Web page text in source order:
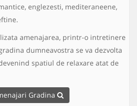
englezesti, mediteraneene,
amenajarea, printr-o intretinere
dumneavostra se va dezvolta
spatiul de relaxare atat de
Gradina